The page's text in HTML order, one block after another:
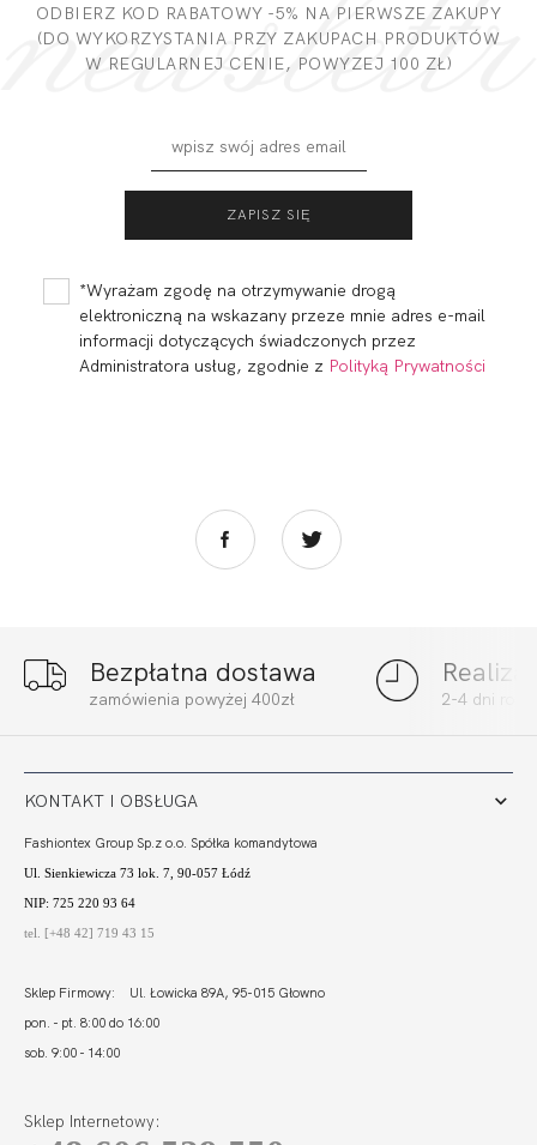
Miałeś już kontakt z naszym produktem? Zostaw opinię
- to dla Ciebie staramy się być najlepsi, a Twoje zdanie bardzo
DODAJ OPINIĘ
272,99 81,90 zł 309,98
CALIFORNIA BODY
SOFT FULL CUP
CALIFORNIA FIGI
ODBIERZ KOD RABATOWY -5% NA PIERWSZE ZAKUPY
(DO WYKORZYSTANIA PRZY ZAKUPACH PRODUKTÓW
W REGULARNEJ CENIE, POWYZEJ 100 ZŁ)
*Wyrażam zgodę na otrzymywanie drogą
elektroniczną na wskazany przeze mnie adres e-mail
informacji dotyczących świadczonych przez
Administratora usług, zgodnie z Polityką Prywatności
Bezpłatna dostawa
zamówienia powyżej 400zł 2-4 dni
KONTAKT I OBSŁUGA
Fashiontex Group Sp.z o.o. Spółka komandytowa
Ul. Sienkiewicza 73 lok. 7, 90-057 Łódź
NIP: 725 220 93 64
tel. [+48 42] 719 43 15
Sklep Firmowy: Ul. Łowicka 89A, 95-015 Głowno
pon. - pt. 8:00 do 16:00
sob. 9:00 - 14:00
Sklep Internetowy: